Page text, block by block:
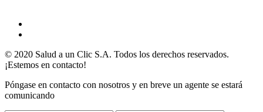
© 2020 Salud a un Clic S.A. Todos los derechos reservados.
¡Estemos en contacto!
Póngase en contacto con nosotros y en breve un agente se estará
comunicando